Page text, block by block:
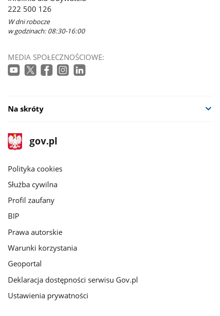
222 500 126
W dni robocze
w godzinach: 08:30-16:00
MEDIA SPOŁECZNOŚCIOWE:
Na skróty
stopka
gov.pl
Strona
gov.pl
gov.pl
Polityka cookies
Służba cywilna
Profil zaufany
BIP
Prawa autorskie
Warunki korzystania
Geoportal
Deklaracja dostępności serwisu Gov.pl
Ustawienia prywatności